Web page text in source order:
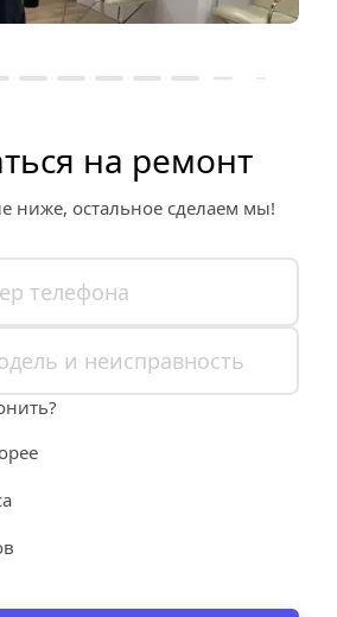
на ремонт
ниже, остальное сделаем мы!